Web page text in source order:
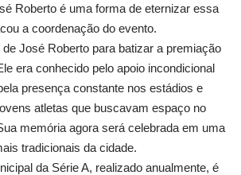
Roberto é uma forma de eternizar essa
a coordenação do evento.
José Roberto para batizar a premiação
era conhecido pelo apoio incondicional
presença constante nos estádios e
atletas que buscavam espaço no
memória agora será celebrada em uma
tradicionais da cidade.
da Série A, realizado anualmente, é